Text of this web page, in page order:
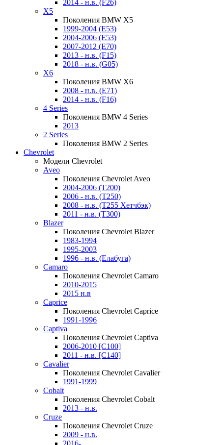
2014 - н.в. (F26)
X5
Поколения BMW X5
1999-2004 (E53)
2004-2006 (E53)
2007-2012 (E70)
2013 - н.в. (F15)
2018 - н.в. (G05)
X6
Поколения BMW X6
2008 - н.в. (E71)
2014 - н.в. (F16)
4 Series
Поколения BMW 4 Series
2013
2 Series
Поколения BMW 2 Series
Chevrolet
Модели Chevrolet
Aveo
Поколения Chevrolet Aveo
2004-2006 (T200)
2006 - н.в. (T250)
2008 - н.в. (T255 Хетчбэк)
2011 - н.в. (Т300)
Blazer
Поколения Chevrolet Blazer
1983-1994
1995-2003
1996 - н.в. (Елабуга)
Camaro
Поколения Chevrolet Camaro
2010-2015
2015 н.в
Caprice
Поколения Chevrolet Caprice
1991-1996
Captiva
Поколения Chevrolet Captiva
2006-2010 [C100]
2011 - н.в. [C140]
Cavalier
Поколения Chevrolet Cavalier
1991-1999
Cobalt
Поколения Chevrolet Cobalt
2013 - н.в.
Cruze
Поколения Chevrolet Cruze
2009 - н.в.
2016-